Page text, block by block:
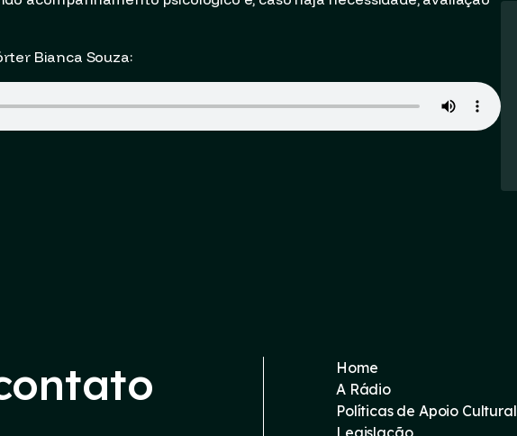
Bianca Souza:
Home
A Rádio
Políticas de Apoio Cultural
Legislação